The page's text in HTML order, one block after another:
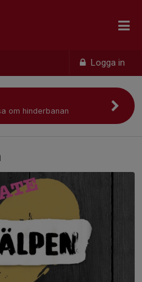
Logga in
om hinderbanan